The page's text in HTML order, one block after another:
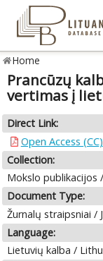
Home
Prancūzų
vertimas į
Direct Link:
Open Access
Collection:
Mokslo publikacijos
Document Type:
Žurnalų straipsniai /
Language:
Lietuvių kalba /